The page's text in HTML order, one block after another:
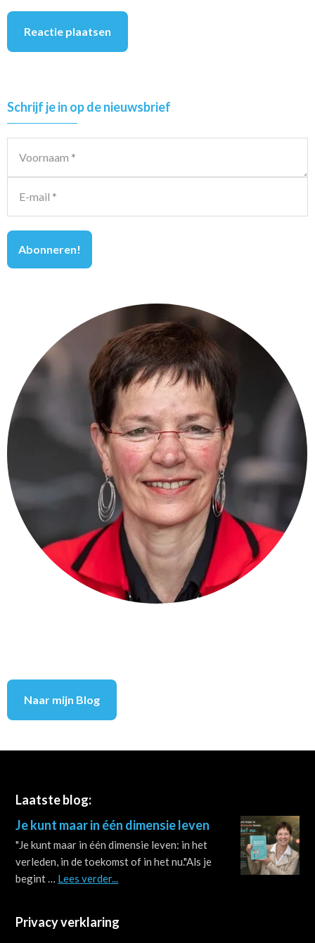
Primary
Sidebar
Schrijf je in op de nieuwsbrief
Naar mijn Blog
Footer
Laatste blog:
Je kunt maar in één dimensie leven
"Je kunt maar in één dimensie leven: in het
verleden, in de toekomst of in het nu."Als je
begint … Lees verder...
maar
Privacy verklaring